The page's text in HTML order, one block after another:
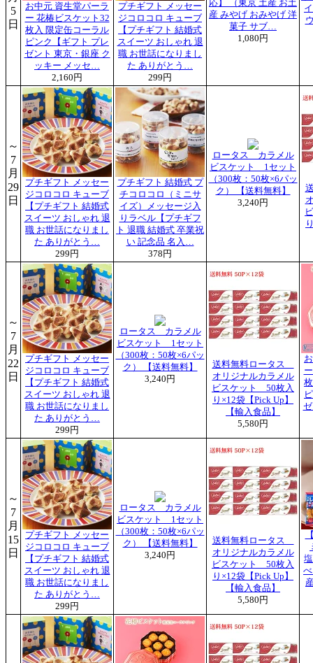
5
日
お中元 資生堂パーラ
ー 花椿ビスケット32
枚入 限定缶コーラル
ピンク【ギフト プレ
ゼント 東京・銀座 ク
ッキー メッセ…
2,160円
プチギフト メッセー
ジコロコロ キューブ
【プチギフト 結婚式
スイーツ おしゃれ 退
職 お世話になりまし
た ありがとう…
299円
応】 （東京 土産 お土
産 みやげ おみやげ 洋
菓子 サブ…
1,080円
～
7
月
29
日
プチギフト メッセー
ジコロコロ キューブ
【プチギフト 結婚式
スイーツ おしゃれ 退
職 お世話になりまし
た ありがとう…
299円
プチギフト 結婚式 プ
チコロコロ（ミニサ
イズ）メッセージ入
りラベル【プチギフ
ト 退職 結婚式 卒業祝
い 記念品 名入…
378円
ロータス カラメル
ビスケット 1セット
（300枚：50枚×6パッ
ク） 【送料無料】
3,240円
～
7
月
22
日
プチギフト メッセー
ジコロコロ キューブ
【プチギフト 結婚式
スイーツ おしゃれ 退
職 お世話になりまし
た ありがとう…
299円
ロータス カラメル
ビスケット 1セット
（300枚：50枚×6パッ
ク） 【送料無料】
3,240円
送料無料ロータス
オリジナルカラメル
ビスケット 50枚入
り×12袋【Pick Up】
【輸入食品】
5,580円
～
7
月
15
日
プチギフト メッセー
ジコロコロ キューブ
【プチギフト 結婚式
スイーツ おしゃれ 退
職 お世話になりまし
た ありがとう…
299円
ロータス カラメル
ビスケット 1セット
（300枚：50枚×6パッ
ク） 【送料無料】
3,240円
送料無料ロータス
オリジナルカラメル
ビスケット 50枚入
り×12袋【Pick Up】
【輸入食品】
5,580円